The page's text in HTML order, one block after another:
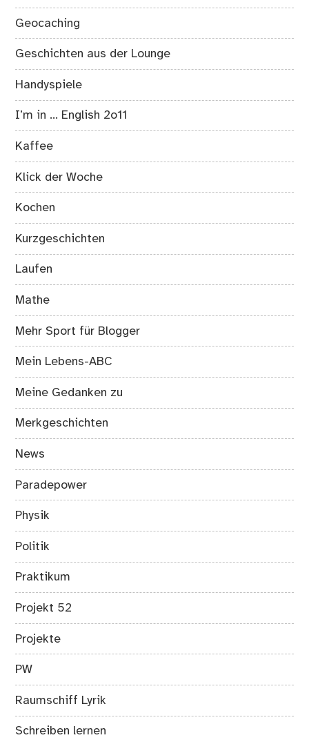
Geocaching
Geschichten aus der Lounge
Handyspiele
I’m in … English 2o11
Kaffee
Klick der Woche
Kochen
Kurzgeschichten
Laufen
Mathe
Mehr Sport für Blogger
Mein Lebens-ABC
Meine Gedanken zu
Merkgeschichten
News
Paradepower
Physik
Politik
Praktikum
Projekt 52
Projekte
PW
Raumschiff Lyrik
Schreiben lernen